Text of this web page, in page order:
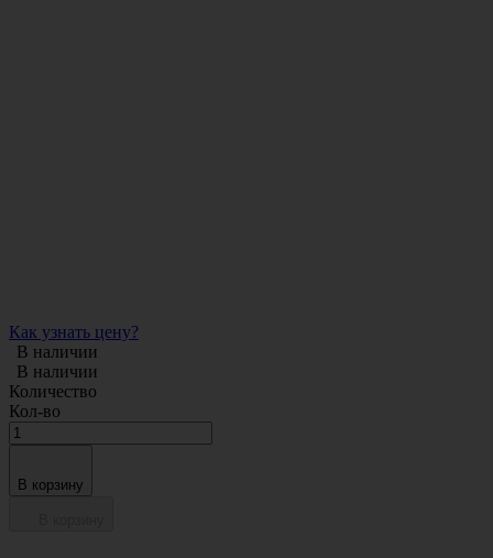
Как узнать цену?
В наличии
В наличии
Количество
Кол-во
В корзину